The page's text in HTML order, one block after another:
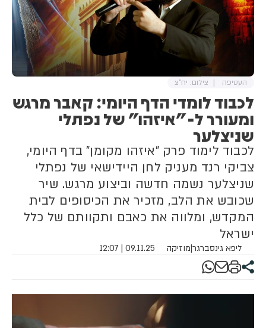
לכבוד לומדי הדף היומי: קאבר מרגש
ומעורר ל-"איזהו" של נפתלי
שניצלער
לכבוד לימוד פרק "איזהו מקומן" בדף היומי,
צביקי רנד מעניק לחן היידישאי של נפתלי
שניצלער נשמה חדשה וביצוע מרגש. שיר
שכובש את הלב, מזכיר את הכיסופים לבית
המקדש, ומלווה את כאבם ותקוותם של כלל
ישראל
ליפא גינסברגר|מוזיקה 09.11.25 | 12:07
העטיפה צילום: יח"צ